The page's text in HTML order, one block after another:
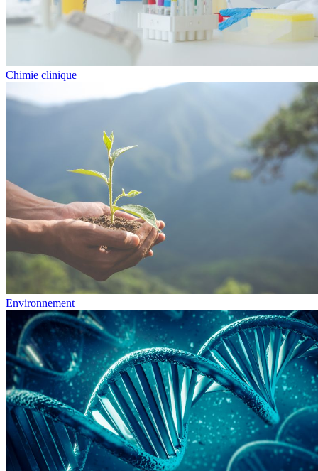
Chimie clinique
Environnement